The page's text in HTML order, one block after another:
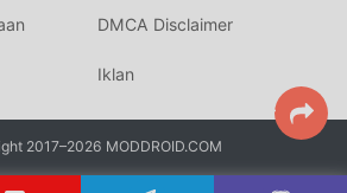
yang sangat baik, memastikan
game dapat sepenuhnya
yang dibawa olehトレクル 15.2.0
mengharuskan pengguna
DMCA Disclaimer
Iklan
2017–2026 MODDROID.COM